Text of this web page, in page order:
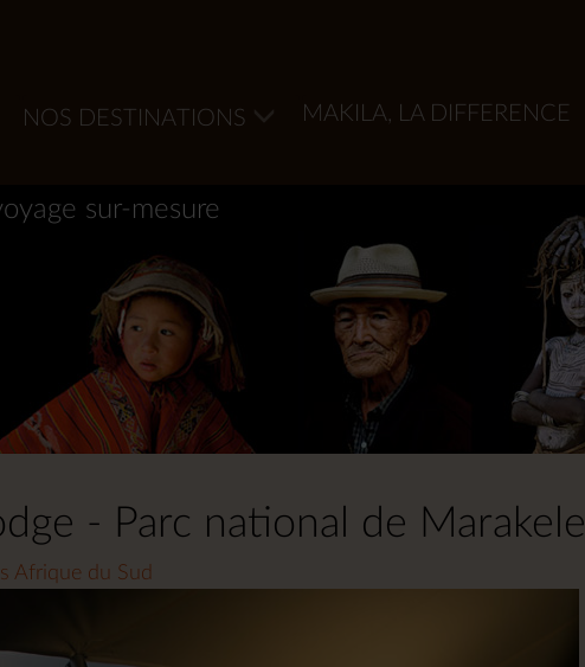
NOS DESTINATIONS MAKILA, LA DIFFERENCE
sur-mesure
- Parc national de Marakele
Afrique du Sud